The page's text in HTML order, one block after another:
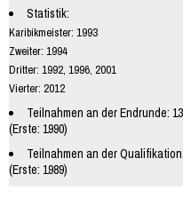
Statistik:
Karibikmeister: 1993
Zweiter: 1994
Dritter: 1992, 1996, 2001
Vierter: 2012
Teilnahmen an der Endrunde: 13
(Erste: 1990)
Teilnahmen an der
(Erste: 1989)